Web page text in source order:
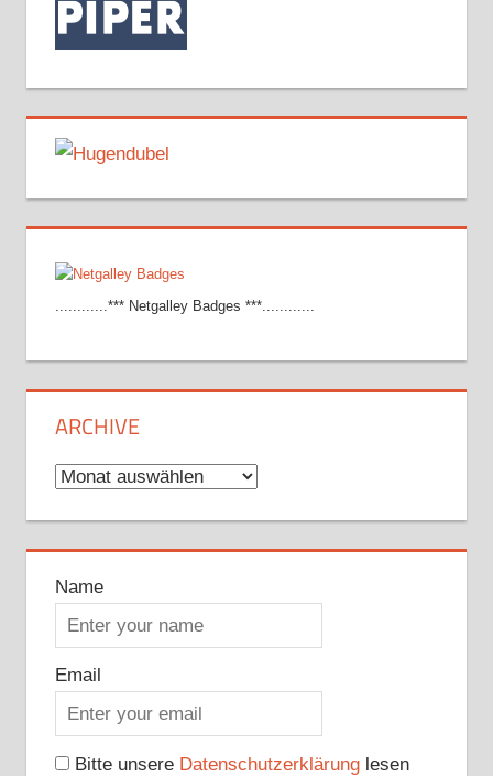
............*** Netgalley Badges ***............
ARCHIVE
Archive
Name
Email
Bitte unsere Datenschutzerklärunglesen